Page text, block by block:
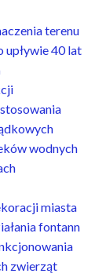
terenu
upływie 40 lat
wodnych
miasta
fontann
zwierząt